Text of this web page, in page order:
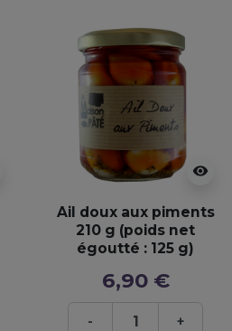
visibility
Ail doux aux piments
210 g (poids net
égoutté : 125 g)
6,90 €
- +